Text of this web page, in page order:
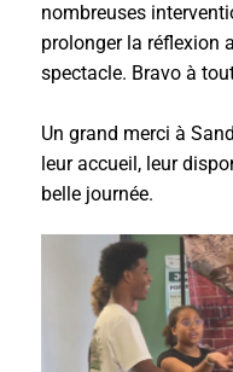
nombreuses
prolonger la réflexion
spectacle. Bravo à
Un grand merci à
leur accueil, leur
belle journée.